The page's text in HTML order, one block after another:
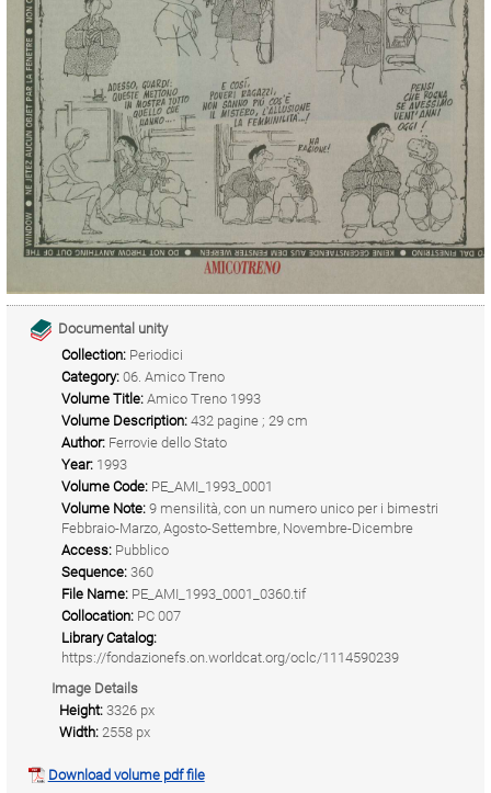
Documental unity
Collection: Periodici
Category: 06. Amico Treno
Volume Title: Amico Treno 1993
Volume Description: 432 pagine ; 29 cm
Author: Ferrovie dello Stato
Year: 1993
Volume Code: PE_AMI_1993_0001
Volume Note: 9 mensilità, con un numero unico per i bimestri
Febbraio-Marzo, Agosto-Settembre, Novembre-Dicembre
Access: Pubblico
Sequence: 360
File Name: PE_AMI_1993_0001_0360.tif
Collocation: PC 007
Library Catalog:
https://fondazionefs.on.worldcat.org/oclc/1114590239
Image Details
Height: 3326 px
Width: 2558 px
Download volume pdf file